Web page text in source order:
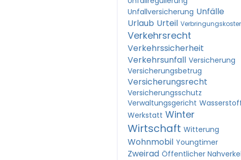
Unfallversicherung Unfälle
Urlaub Urteil
Verkehrsrecht
Verkehrssicherheit
Verkehrsunfall Versicherung
Versicherungsbetrug
Versicherungsrecht
Versicherungsschutz
Verwaltungsgericht
Werkstatt Winter
Wirtschaft Witterung
Wohnmobil Youngtimer
Zweirad Öffentlicher